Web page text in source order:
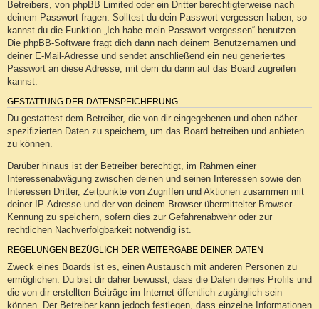
Betreibers, von phpBB Limited oder ein Dritter berechtigterweise nach
deinem Passwort fragen. Solltest du dein Passwort vergessen haben, so
kannst du die Funktion „Ich habe mein Passwort vergessen“ benutzen.
Die phpBB-Software fragt dich dann nach deinem Benutzernamen und
deiner E-Mail-Adresse und sendet anschließend ein neu generiertes
Passwort an diese Adresse, mit dem du dann auf das Board zugreifen
kannst.
GESTATTUNG DER DATENSPEICHERUNG
Du gestattest dem Betreiber, die von dir eingegebenen und oben näher
spezifizierten Daten zu speichern, um das Board betreiben und anbieten
zu können.
Darüber hinaus ist der Betreiber berechtigt, im Rahmen einer
Interessenabwägung zwischen deinen und seinen Interessen sowie den
Interessen Dritter, Zeitpunkte von Zugriffen und Aktionen zusammen mit
deiner IP-Adresse und der von deinem Browser übermittelter Browser-
Kennung zu speichern, sofern dies zur Gefahrenabwehr oder zur
rechtlichen Nachverfolgbarkeit notwendig ist.
REGELUNGEN BEZÜGLICH DER WEITERGABE DEINER DATEN
Zweck eines Boards ist es, einen Austausch mit anderen Personen zu
ermöglichen. Du bist dir daher bewusst, dass die Daten deines Profils und
die von dir erstellten Beiträge im Internet öffentlich zugänglich sein
können. Der Betreiber kann jedoch festlegen, dass einzelne Informationen